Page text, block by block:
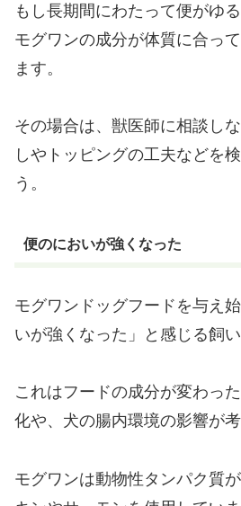
もし長期間にわたって便がゆ
モグワンの成分が体質に合っ
ます。
その場合は、獣医師に相談し
しやトッピングの工夫などを
う。
便のにおいが強くなった
モグワンドッグフードを与え
いが強くなった」と感じる飼い
これはフードの成分が変わっ
化や、犬の腸内環境の影響が考
モグワンは動物性タンパク質